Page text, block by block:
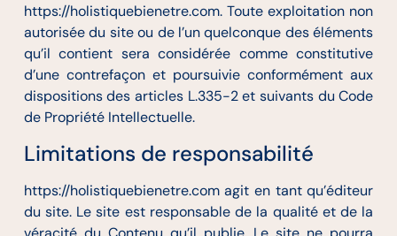
https://holistiquebienetre.com. Toute exploitation non
autorisée du site ou de l’un quelconque des éléments
qu’il contient sera considérée comme constitutive
d’une contrefaçon et poursuivie conformément aux
dispositions des articles L.335-2 et suivants du Code
de Propriété Intellectuelle.
Limitations de responsabilité
https://holistiquebienetre.com agit en tant qu’éditeur
du site. Le site est responsable de la qualité et de la